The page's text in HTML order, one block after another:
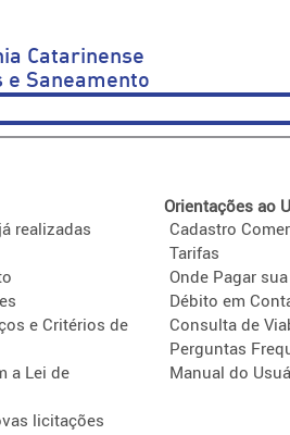
Catarinense
e Saneamento
realizadas
e Critérios de
a Lei de
licitações
Orientações ao
Cadastro
Tarifas
Onde Pagar
Débito em
Consulta de
Perguntas
Manual do